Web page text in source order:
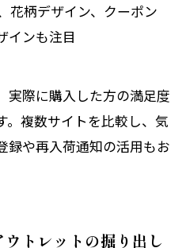
花柄デザイン、クーポン
インも注目
実際に購入した方の満足度
。複数サイトを比較し、気
録や再入荷通知の活用もお
トレットの掘り出し